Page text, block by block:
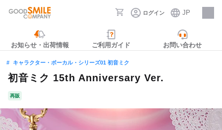
ログイン JP
採用情報
お知らせ・出荷情報 ご利用ガイド お問い合わせ
キャラクター・ボーカル・シリーズ01 初音ミク
初音ミク 15th Anniversary Ver.
再販